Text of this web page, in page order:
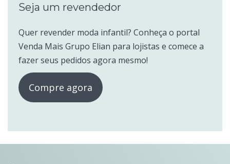
Seja um revendedor
Quer revender moda infantil? Conheça o portal
Venda Mais Grupo Elian para lojistas e comece a
fazer seus pedidos agora mesmo!
Compre agora